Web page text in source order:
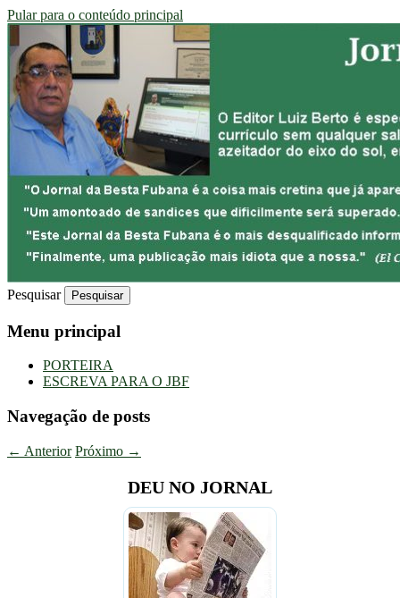
Pular para o conteúdo principal
JORNAL DA BESTA FUBANA
Uma Gazeta Escrota
Pesquisar
Menu principal
PORTEIRA
ESCREVA PARA O JBF
Navegação de posts
← Anterior Próximo →
DEU NO JORNAL